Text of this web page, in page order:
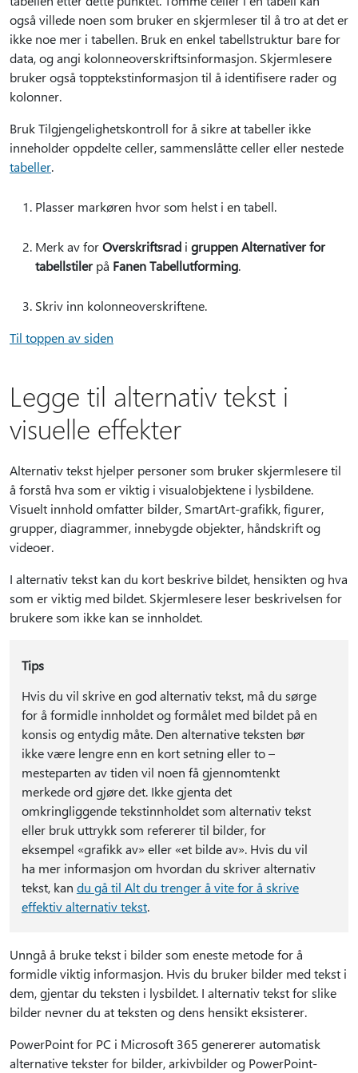
også villede noen som bruker en skjermleser til å tro at det er
ikke noe mer i tabellen. Bruk en enkel tabellstruktur bare for
data, og angi kolonneoverskriftsinformasjon. Skjermlesere
bruker også topptekstinformasjon til å identifisere rader og
kolonner.
Bruk Tilgjengelighetskontroll for å sikre at tabeller ikke
inneholder oppdelte celler, sammenslåtte celler eller nestede
tabeller.
Plasser markøren hvor som helst i en tabell.
Merk av forOverskriftsrad i gruppen Alternativer for
tabellstilerpå Fanen Tabellutforming.
Skriv inn kolonneoverskriftene.
Til toppen av siden
Legge til alternativ tekst i
visuelle effekter
Alternativ tekst hjelper personer som bruker skjermlesere til
å forstå hva som er viktig i visualobjektene i lysbildene.
Visuelt innhold omfatter bilder, SmartArt-grafikk, figurer,
grupper, diagrammer, innebygde objekter, håndskrift og
videoer.
I alternativ tekst kan du kort beskrive bildet, hensikten og hva
som er viktig med bildet. Skjermlesere leser beskrivelsen for
brukere som ikke kan se innholdet.
Tips
Hvis du vil skrive en god alternativ tekst, må du sørge
for å formidle innholdet og formålet med bildet på en
konsis og entydig måte. Den alternative teksten bør
ikke være lengre enn en kort setning eller to –
mesteparten av tiden vil noen få gjennomtenkt
merkede ord gjøre det. Ikke gjenta det
omkringliggende tekstinnholdet som alternativ tekst
eller bruk uttrykk som refererer til bilder, for
eksempel «grafikk av» eller «et bilde av». Hvis du vil
ha mer informasjon om hvordan du skriver alternativ
tekst, kan du gå til Alt du trenger å vite for å skrive
effektiv alternativ tekst.
Unngå å bruke tekst i bilder som eneste metode for å
formidle viktig informasjon. Hvis du bruker bilder med tekst i
dem, gjentar du teksten i lysbildet. I alternativ tekst for slike
bilder nevner du at teksten og dens hensikt eksisterer.
PowerPoint for PC i Microsoft 365 genererer automatisk
alternative tekster for bilder, arkivbilder og PowerPoint-